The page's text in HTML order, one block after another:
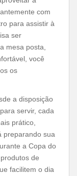
com
para assistir à
ser
mesa posta,
você
os
a disposição
servir, cada
prático,
preparando sua
a Copa do
de
facilitem o dia